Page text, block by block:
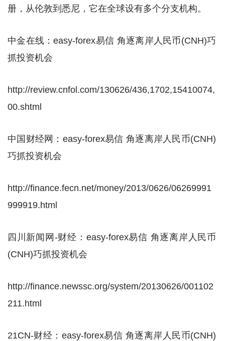
册，从伦敦到悉尼，它在全球设有多个分支机构。
中金在线：easy-forex易信 角逐离岸人民币(CNH)巧
抓投资机会
http://review.cnfol.com/130626/436,1702,15410074,
00.shtml
中国财经网：easy-forex易信 角逐离岸人民币(CNH)
巧抓投资机会
http://finance.fecn.net/money/2013/0626/06269991
999919.html
四川新闻网-财经：easy-forex易信 角逐离岸人民币
(CNH)巧抓投资机会
http://finance.newssc.org/system/20130626/001102
211.html
21CN-财经：easy-forex易信 角逐离岸人民币(CNH)